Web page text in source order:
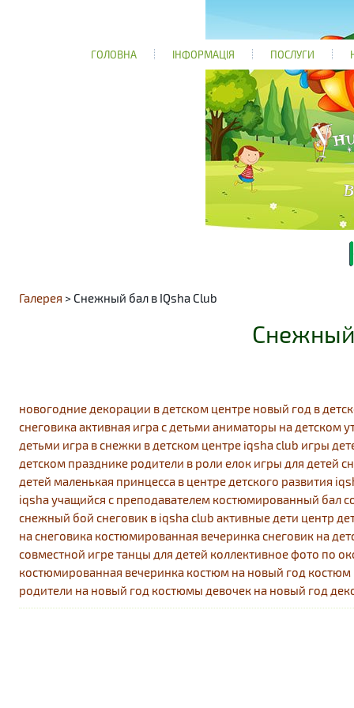
ГОЛОВНА ІНФОРМАЦІЯ ПОСЛУГИ
Галерея > Снежный бал в IQsha Club
Снежный
новогодние декорации в детском центре новый год в
снеговикаактивная игра с детьми аниматоры на детском
детьми игра в снежки в детском центре iqsha club игры
детском празднике родители в роли елок игры для детей
детей маленькая принцесса в центре детского развития
iqshaучащийся с преподавателем костюмированный бал
снежный бой снеговик в iqsha club активные дети центр
на снеговика костюмированная вечеринкаснеговик на
совместной игретанцы для детей коллективное фото по
костюмированная вечеринка костюм на новый год костюм
родители на новый год костюмы девочек на новый год